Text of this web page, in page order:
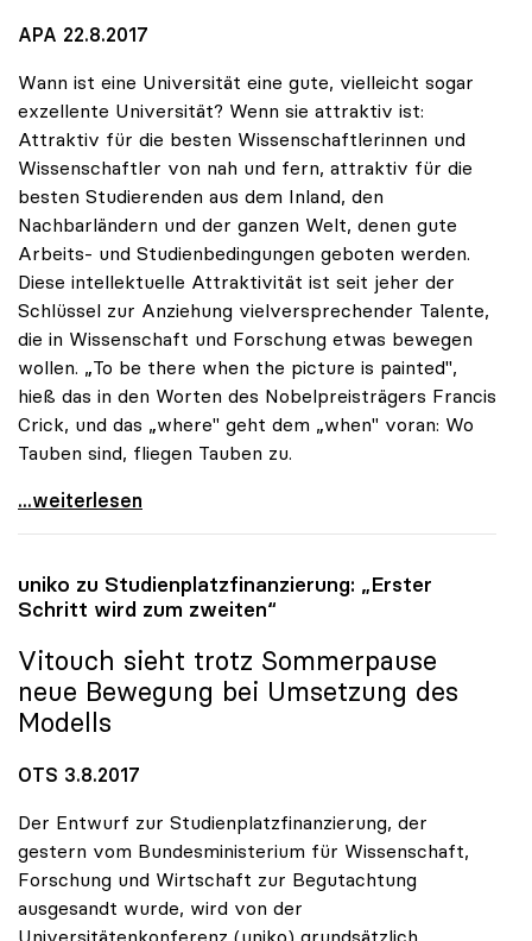
APA 22.8.2017
Wann ist eine Universität eine gute, vielleicht sogar
exzellente Universität? Wenn sie attraktiv ist:
Attraktiv für die besten Wissenschaftlerinnen und
Wissenschaftler von nah und fern, attraktiv für die
besten Studierenden aus dem Inland, den
Nachbarländern und der ganzen Welt, denen gute
Arbeits- und Studienbedingungen geboten werden.
Diese intellektuelle Attraktivität ist seit jeher der
Schlüssel zur Anziehung vielversprechender Talente,
die in Wissenschaft und Forschung etwas bewegen
wollen. „To be there when the picture is painted",
hieß das in den Worten des Nobelpreisträgers Francis
Crick, und das „where" geht dem „when" voran: Wo
Tauben sind, fliegen Tauben zu.
Vitouch: „Bilder malen, nicht Gemäldegalerien
...weiterlesen
uniko zu Studienplatzfinanzierung: „Erster
Schritt wird zum zweiten“
Vitouch sieht trotz Sommerpause
neue Bewegung bei Umsetzung des
Modells
OTS 3.8.2017
Der Entwurf zur Studienplatzfinanzierung, der
gestern vom Bundesministerium für Wissenschaft,
Forschung und Wirtschaft zur Begutachtung
ausgesandt wurde, wird von der